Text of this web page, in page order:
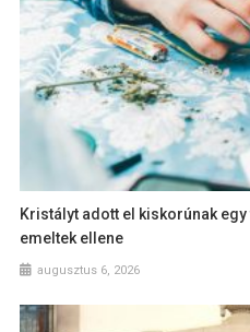
Kristályt adott el kiskorúnak
emeltek ellene
augusztus 6, 2026